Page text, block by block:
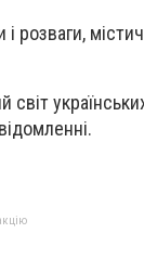
розваги,